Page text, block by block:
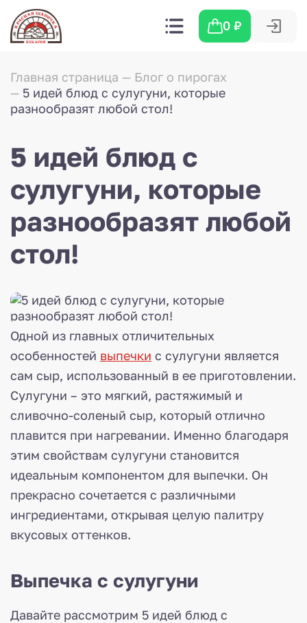
0 ₽
Главная страница
Блог о пирогах
5 идей блюд с сулугуни, которые
разнообразят любой стол!
5 идей блюд с
сулугуни, которые
разнообразят любой
стол!
Одной из главных отличительных
особенностей выпечки с сулугуни является
сам сыр, использованный в ее приготовлении.
Сулугуни – это мягкий, растяжимый и
сливочно-соленый сыр, который отлично
плавится при нагревании. Именно благодаря
этим свойствам сулугуни становится
идеальным компонентом для выпечки. Он
прекрасно сочетается с различными
ингредиентами, открывая целую палитру
вкусовых оттенков.
Выпечка с сулугуни
Давайте рассмотрим 5 идей блюд с